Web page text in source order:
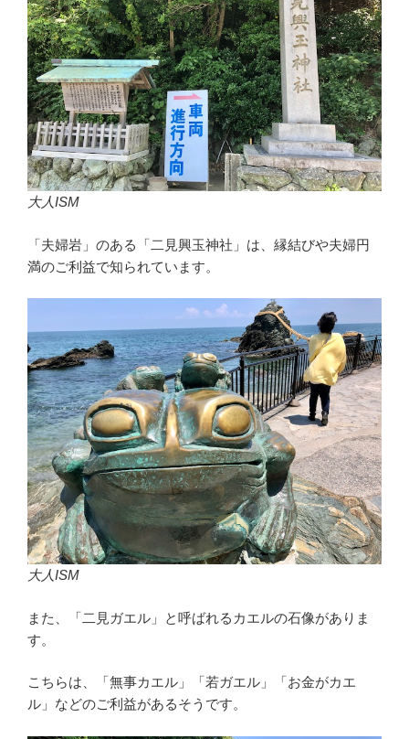
大人ISM
「夫婦岩」のある「二見興玉神社」は、縁結びや夫婦円
満のご利益で知られています。
大人ISM
また、「二見ガエル」と呼ばれるカエルの石像がありま
す。
こちらは、「無事カエル」「若ガエル」「お金がカエ
ル」などのご利益があるそうです。